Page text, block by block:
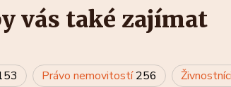
vás také zajímat
Právo nemovitostí256